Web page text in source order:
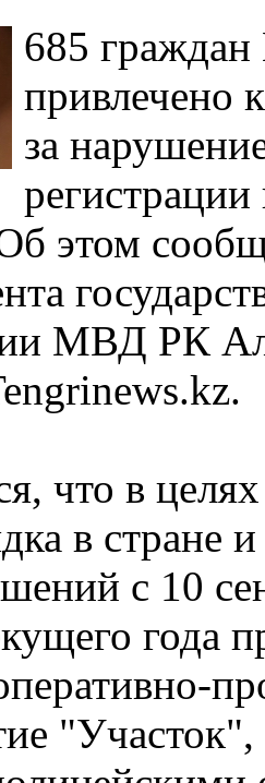
685
привлечено
за
регистрации
этом
МВД РК
что в
в стране
с 10
года
"Участок",